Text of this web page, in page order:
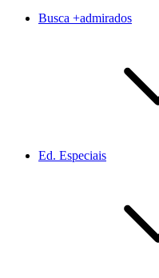
Busca +admirados
Ed. Especiais